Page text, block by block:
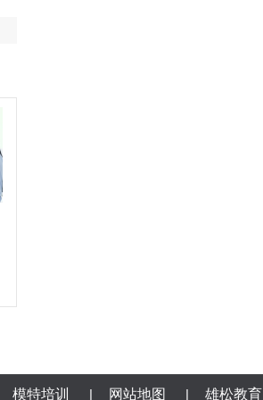
模特培训 | 网站地图 | 雄松教育